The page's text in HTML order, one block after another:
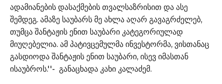
ადამიანების დასაქმების თვალსაზრისით და ასე
შემდეგ. ამაზე საუბარს მე ახლა აღარ გავაგრძელებ,
თუმცა შანტაჟის ენით საუბარი კატეგორიულად
მიუღებელია. ამ პატივცემულმა ინვესტორმა, ვისთანაც
გასდიოდა შანტაჟის ენით საუბარი, ისევ იმასთან
ისაუბროს.''- განაცხადა კახი კალაძემ.